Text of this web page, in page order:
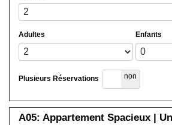
Adultes Enfants
Plusieurs Réservations
oui non
A05: Appartement Spacieux |